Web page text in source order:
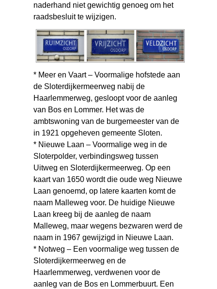
naderhand niet gewichtig genoeg om het
raadsbesluit te wijzigen.
* Meer en Vaart – Voormalige hofstede aan
de Sloterdijkermeerweg nabij de
Haarlemmerweg, gesloopt voor de aanleg
van Bos en Lommer. Het was de
ambtswoning van de burgemeester van de
in 1921 opgeheven gemeente Sloten.
* Nieuwe Laan – Voormalige weg in de
Sloterpolder, verbindingsweg tussen
Uitweg en Sloterdijkermeerweg. Op een
kaart van 1650 wordt die oude weg Nieuwe
Laan genoemd, op latere kaarten komt de
naam Malleweg voor. De huidige Nieuwe
Laan kreeg bij de aanleg de naam
Malleweg, maar wegens bezwaren werd de
naam in 1967 gewijzigd in Nieuwe Laan.
* Notweg – Een voormalige weg tussen de
Sloterdijkermeerweg en de
Haarlemmerweg, verdwenen voor de
aanleg van de Bos en Lommerbuurt. Een